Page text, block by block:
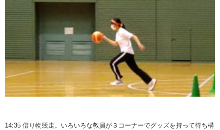
14:35 借り物競走。いろいろな教員が３コーナーでグッズを持って待ち構